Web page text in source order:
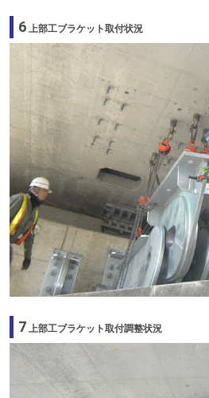
6 上部工ブラケット取付状況
7 上部工ブラケット取付調整状況